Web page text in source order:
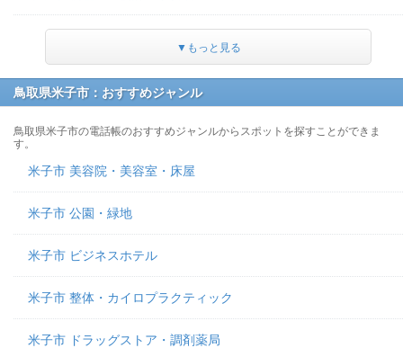
▼もっと見る
鳥取県米子市：おすすめジャンル
鳥取県米子市の電話帳のおすすめジャンルからスポットを探すことができま
す。
米子市 美容院・美容室・床屋
米子市 公園・緑地
米子市 ビジネスホテル
米子市 整体・カイロプラクティック
米子市 ドラッグストア・調剤薬局